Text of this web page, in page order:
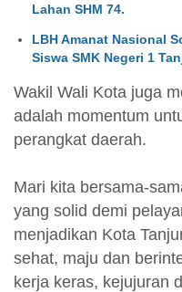
Lahan SHM 74.
LBH Amanat Nasional
Siswa SMK Negeri 1
Wakil Wali Kota juga
adalah momentum
perangkat daerah.
Mari kita bersama-
yang solid demi
menjadikan Kota
sehat, maju dan
kerja keras, kejujuran